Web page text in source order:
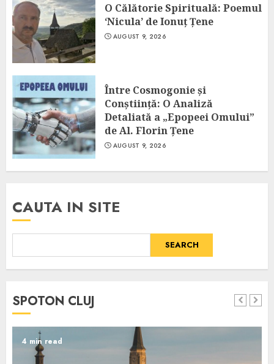
O Călătorie Spirituală: Poemul
‘Nicula’ de Ionuț Țene
AUGUST 9, 2026
Între Cosmogonie și
Conștiință: O Analiză
Detaliată a „Epopeei Omului”
de Al. Florin Țene
AUGUST 9, 2026
CAUTA IN SITE
SEARCH
SPOTON CLUJ
4 min read